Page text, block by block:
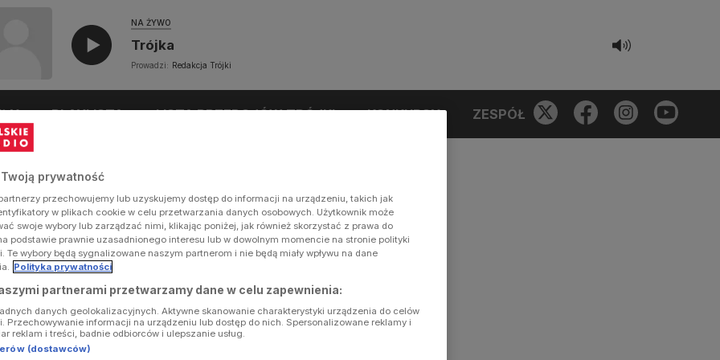
NA ŻYWO
Trójka
Prowadzi: Redakcja Trójki
PLAYLISTA LISTA PRZEBOJÓW TRÓJKI KONKURSY ZESPÓŁ
Twoją prywatność
przechowujemy lub uzyskujemy dostęp do informacji na urządzeniu, takich jak
w plikach cookie w celu przetwarzania danych osobowych. Użytkownik może
swoje wybory lub zarządzać nimi, klikając poniżej, jak również skorzystać z prawa do
podstawie prawnie uzasadnionego interesu lub w dowolnym momencie na stronie polityki
Te wybory będą sygnalizowane naszym partnerom i nie będą miały wpływu na dane
Polityka prywatności
partnerami przetwarzamy dane w celu zapewnienia:
danych geolokalizacyjnych. Aktywne skanowanie charakterystyki urządzenia do celów
Przechowywanie informacji na urządzeniu lub dostęp do nich. Spersonalizowane reklamy i
reklam i treści, badnie odbiorców i ulepszanie usług.
(dostawców)